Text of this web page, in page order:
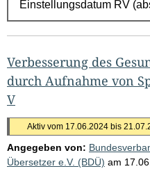
g
e
b
n
i
s
s
e
Verbesserung des
durch Aufnahme von
V
Aktiv vom 17.06.2024 bis
Angegeben von:
Übersetzer e.V. (BDÜ) am